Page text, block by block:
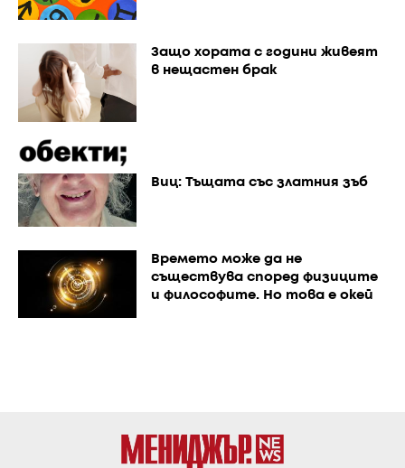
Защо хората с години живеят
в нещастен брак
Виц: Тъщата със златния зъб
Времето може да не
съществува според физиците
и философите. Но това е окей